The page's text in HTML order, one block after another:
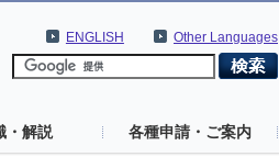
Other Languages
ENGLISH
・解説 各種申請・ご案内